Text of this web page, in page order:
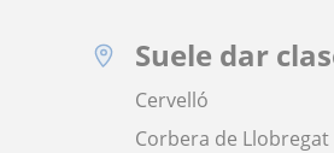
Suele dar
Cervelló
Corbera de Llobregat